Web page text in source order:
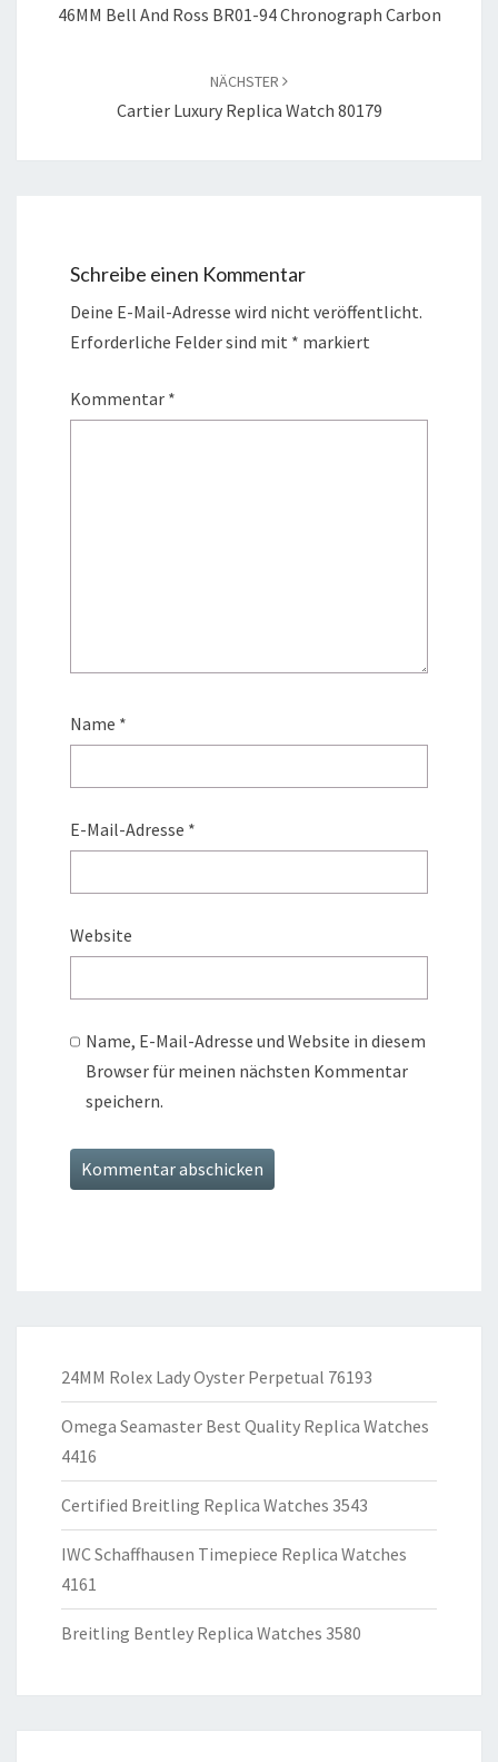
46MM Bell And Ross BR01-94 Chronograph Carbon
NÄCHSTER
Cartier Luxury Replica Watch 80179
Schreibe einen Kommentar
Deine E-Mail-Adresse wird nicht veröffentlicht.
Erforderliche Felder sind mit * markiert
Kommentar *
Name *
E-Mail-Adresse *
Website
Name, E-Mail-Adresse und Website in diesem
Browser für meinen nächsten Kommentar
speichern.
24MM Rolex Lady Oyster Perpetual 76193
Omega Seamaster Best Quality Replica Watches
4416
Certified Breitling Replica Watches 3543
IWC Schaffhausen Timepiece Replica Watches
4161
Breitling Bentley Replica Watches 3580